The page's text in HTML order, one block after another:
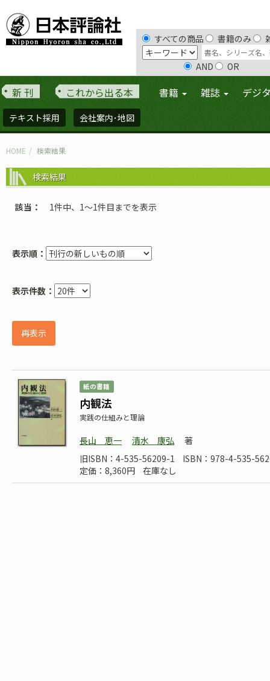
すべての商品 書籍のみ
AND OR
新 刊 これから出る本 書籍 雑誌 デジ
テキスト採用 会社案内･地図
HOME 検索結果
検索結果
該当 1件中、1〜1件目までを表示
表示順：
表示件数：
再表示
紙の書籍
内観法
実践の仕組みと理論
長山 恵一 清水 康弘
著
旧ISBN：4-535-56209-1
ISBN：978-4-535-
定価：8,360円
在庫なし